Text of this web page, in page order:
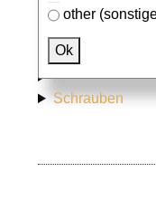
other
Ok
Passendes
Aluprofile
Hammermuttern
Schrauben